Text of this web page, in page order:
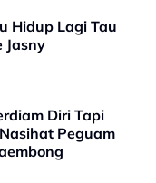
Hidup Lagi Tau
Jasny
Diri Tapi
Peguam